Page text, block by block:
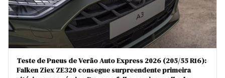
Teste de Pneus de Verão Auto Express 2026 (205/55 R16):
Falken Ziex ZE320 consegue surpreendente primeira